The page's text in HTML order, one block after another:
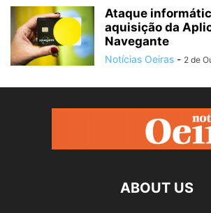
Ataque
aquisição da
Navegante
Notícias Oeiras - 2 de
ABOUT US